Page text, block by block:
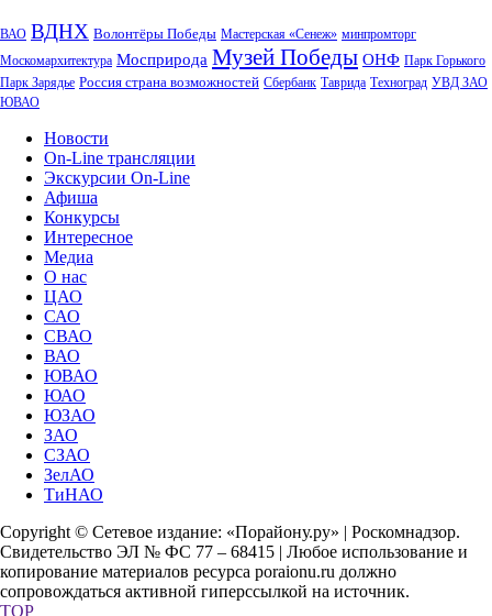
ВАО ВДНХ Волонтёры Победы Мастерская «Сенеж» минпромторг
Москомархитектура Мосприрода Музей Победы ОНФ Парк Горького
Парк Зарядье Россия страна возможностей Сбербанк Таврида Техноград УВД ЗАО
ЮВАО
Новости
On-Line трансляции
Экскурсии On-Line
Афиша
Конкурсы
Интересное
Медиа
О нас
ЦАО
САО
СВАО
ВАО
ЮВАО
ЮАО
ЮЗАО
ЗАО
СЗАО
ЗелАО
ТиНАО
Copyright © Сетевое издание: «Порайону.ру» | Роскомнадзор.
Свидетельство ЭЛ № ФС 77 – 68415 | Любое использование и
копирование материалов ресурса poraionu.ru должно
сопровождаться активной гиперссылкой на источник.
TOP